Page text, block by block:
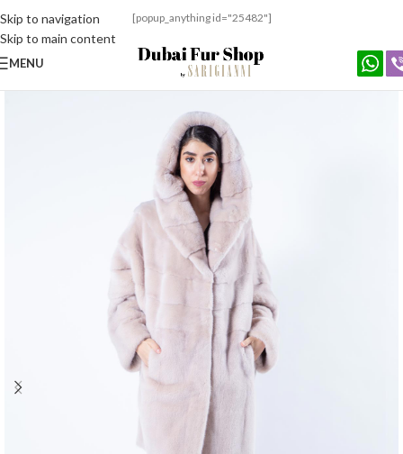
Skip to navigation
Skip to main content
[popup_anything id="25482"]
MENU